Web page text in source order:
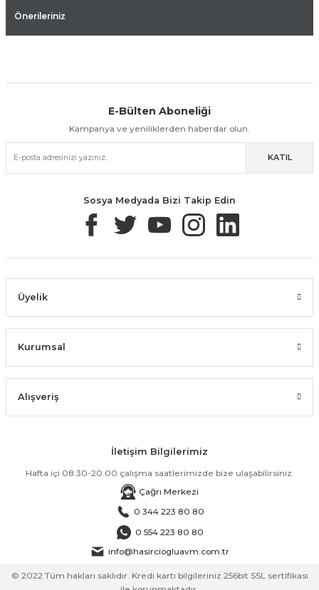
Önerileriniz
Kolay İade & Değişim Güvenli Alışveriş
Güvenli Paketleme Taksit / Havale İle Alışveriş Kolay İade & Değişim
E-Bülten Aboneliği
Kampanya ve yeniliklerden haberdar olun.
KATIL
Sosya Medyada Bizi Takip Edin
Üyelik
Kurumsal
Alışveriş
İletişim Bilgilerimiz
Hafta içi 08.30-20.00 çalışma saatlerimizde bize ulaşabilirsiniz.
Çağrı Merkezi
0 344 223 80 80
0 554 223 80 80
info@hasirciogluavm.com.tr
© 2022 Tüm hakları saklıdır. Kredi kartı bilgileriniz 256bit SSL sertifikası